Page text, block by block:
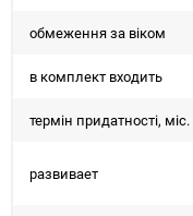
обмеження за віком
в комплект входить
термін придатності, міс.
развивает